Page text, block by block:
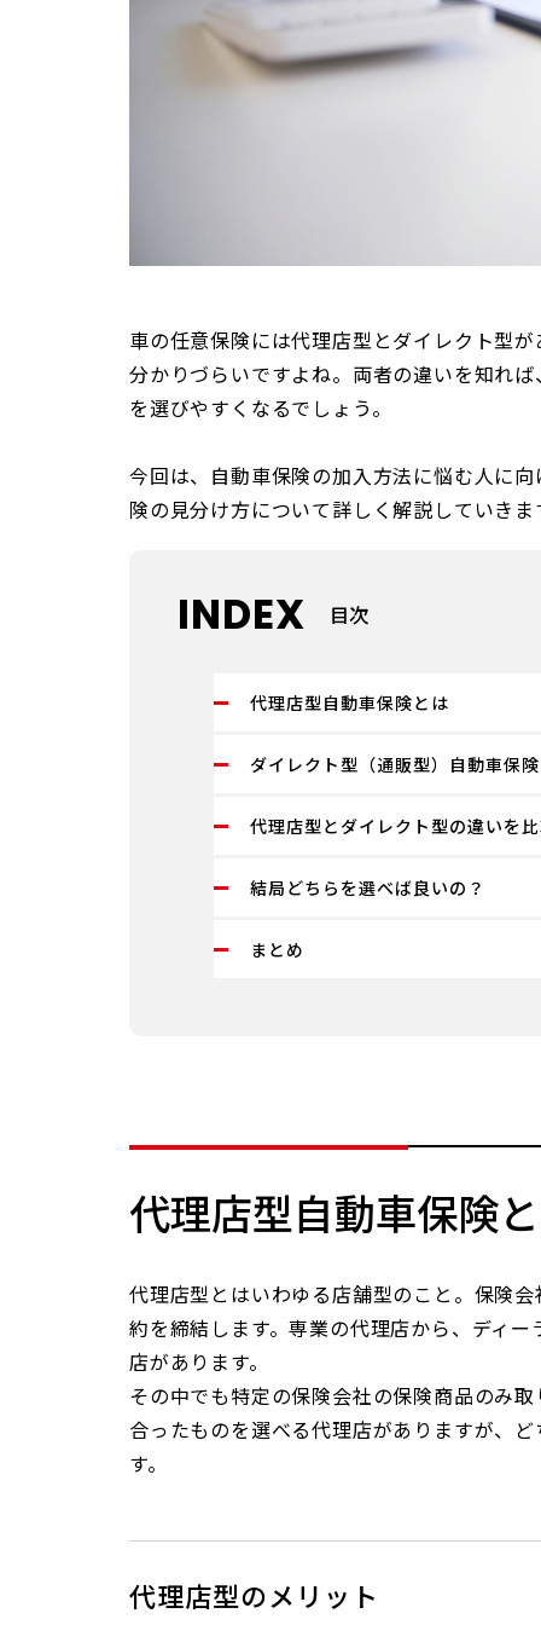
車の任意保険には代理店型とダイレクト型
分かりづらいですよね。両者の違いを知れ
を選びやすくなるでしょう。
今回は、自動車保険の加入方法に悩む人に
険の見分け方について詳しく解説していきま
INDEX 目次
代理店型自動車保険とは
ダイレクト型（通販型）自動車保
代理店型とダイレクト型の違いを
結局どちらを選べば良いの？
まとめ
代理店型自動車保険
代理店型とはいわゆる店舗型のこと。保険
約を締結します。専業の代理店から、ディ
店があります。
その中でも特定の保険会社の保険商品のみ
合ったものを選べる代理店がありますが、
す。
代理店型のメリット